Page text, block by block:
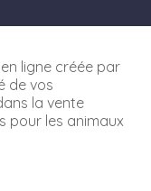
en ligne créée par
de vos
la vente
pour les animaux